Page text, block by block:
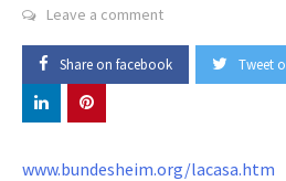
Leave a comment
Share on facebook Tweet
www.bundesheim.org/lacasa.htm